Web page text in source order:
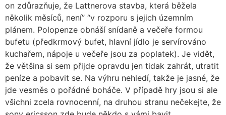
on zdůrazňuje, že Lattnerova stavba, která běžela
několik měsíců, není” “v rozporu s jejich územním
plánem. Polopenze obnáší snídaně a večeře formou
bufetu (předkrmový bufet, hlavní jídlo je servírováno
kuchařem, nápoje u večeře jsou za poplatek). Je vidět,
že většina si sem přijde opravdu jen tidak zahrát, utratit
peníze a pobavit se. Na výhru nehledí, takže je jasné, že
jde vesměs o pořádné boháče. V případě hry jsou si ale
všichni zcela rovnocenní, na druhou stranu nečekejte, že